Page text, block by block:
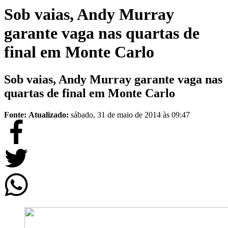
Sob vaias, Andy Murray
garante vaga nas quartas de
final em Monte Carlo
Sob vaias, Andy Murray garante vaga nas
quartas de final em Monte Carlo
Fonte: Atualizado: sábado, 31 de maio de 2014 às 09:47